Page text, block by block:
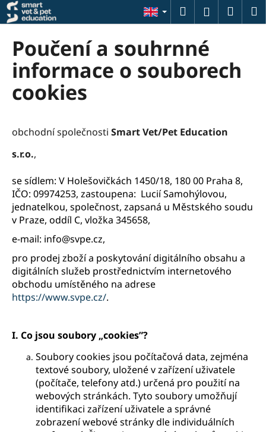
Skip
to
content
SearchLogin
Poučení a souhrnné
informace o souborech
cookies
obchodní společnosti Smart Vet/Pet Education
s.r.o.,
se sídlem: V Holešovičkách 1450/18, 180 00 Praha 8,
IČO: 09974253, zastoupena: Lucií Samohýlovou,
jednatelkou, společnost, zapsaná u Městského soudu
v Praze, oddíl C, vložka 345658,
e-mail: info@svpe.cz,
pro prodej zboží a poskytování digitálního obsahu a
digitálních služeb prostřednictvím internetového
obchodu umístěného na adrese
https://www.svpe.cz/.
I. Co jsou soubory „cookies”?
Soubory cookies jsou počítačová data, zejména
textové soubory, uložené v zařízení uživatele
(počítače, telefony atd.) určená pro použití na
webových stránkách. Tyto soubory umožňují
identifikaci zařízení uživatele a správné
zobrazení webové stránky dle individuálních
C
a
W
h
a
a
r
e
o
u
l
o
k
i
n
f
o